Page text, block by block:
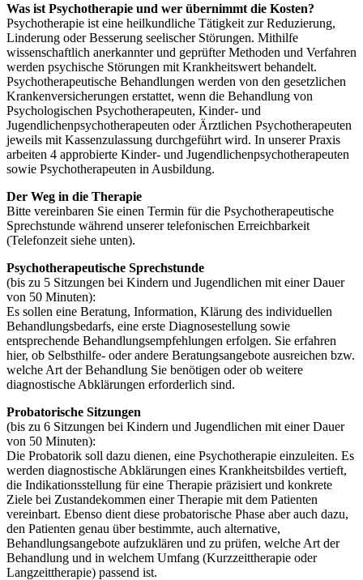
Was ist Psychotherapie und wer übernimmt die Kosten?
Psychotherapie ist eine heilkundliche Tätigkeit zur Reduzierung,
Linderung oder Besserung seelischer Störungen. Mithilfe
wissenschaftlich anerkannter und geprüfter Methoden und Verfahren
werden psychische Störungen mit Krankheitswert behandelt.
Psychotherapeutische Behandlungen werden von den gesetzlichen
Krankenversicherungen erstattet, wenn die Behandlung von
Psychologischen Psychotherapeuten, Kinder- und
Jugendlichenpsychotherapeuten oder Ärztlichen Psychotherapeuten
jeweils mit Kassenzulassung durchgeführt wird. In unserer Praxis
arbeiten 4 approbierte Kinder- und Jugendlichenpsychotherapeuten
sowie Psychotherapeuten in Ausbildung.
Der Weg in die Therapie
Bitte vereinbaren Sie einen Termin für die Psychotherapeutische
Sprechstunde während unserer telefonischen Erreichbarkeit
(Telefonzeit siehe unten).
Psychotherapeutische Sprechstunde
(bis zu 5 Sitzungen bei Kindern und Jugendlichen mit einer Dauer
von 50 Minuten):
Es sollen eine Beratung, Information, Klärung des individuellen
Behandlungsbedarfs, eine erste Diagnosestellung sowie
entsprechende Behandlungsempfehlungen erfolgen. Sie erfahren
hier, ob Selbsthilfe- oder andere Beratungsangebote ausreichen bzw.
welche Art der Behandlung Sie benötigen oder ob weitere
diagnostische Abklärungen erforderlich sind.
Probatorische Sitzungen
(bis zu 6 Sitzungen bei Kindern und Jugendlichen mit einer Dauer
von 50 Minuten):
Die Probatorik soll dazu dienen, eine Psychotherapie einzuleiten. Es
werden diagnostische Abklärungen eines Krankheitsbildes vertieft,
die Indikationsstellung für eine Therapie präzisiert und konkrete
Ziele bei Zustandekommen einer Therapie mit dem Patienten
vereinbart. Ebenso dient diese probatorische Phase aber auch dazu,
den Patienten genau über bestimmte, auch alternative,
Behandlungsangebote aufzuklären und zu prüfen, welche Art der
Behandlung und in welchem Umfang (Kurzzeittherapie oder
Langzeittherapie) passend ist.